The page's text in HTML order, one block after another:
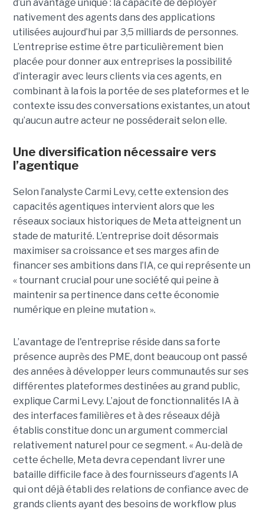
d’un avantage unique : la capacité de déployer
nativement des agents dans des applications
utilisées aujourd’hui par 3,5 milliards de personnes.
L’entreprise estime être particulièrement bien
placée pour donner aux entreprises la possibilité
d’interagir avec leurs clients via ces agents, en
combinant à la fois la portée de ses plateformes et le
contexte issu des conversations existantes, un atout
qu’aucun autre acteur ne posséderait selon elle.
Une diversification nécessaire vers
l’agentique
Selon l’analyste Carmi Levy, cette extension des
capacités agentiques intervient alors que les
réseaux sociaux historiques de Meta atteignent un
stade de maturité. L’entreprise doit désormais
maximiser sa croissance et ses marges afin de
financer ses ambitions dans l’IA, ce qui représente un
« tournant crucial pour une société qui peine à
maintenir sa pertinence dans cette économie
numérique en pleine mutation ».
L’avantage de l'entreprise réside dans sa forte
présence auprès des PME, dont beaucoup ont passé
des années à développer leurs communautés sur ses
différentes plateformes destinées au grand public,
explique Carmi Levy. L’ajout de fonctionnalités IA à
des interfaces familières et à des réseaux déjà
établis constitue donc un argument commercial
relativement naturel pour ce segment. « Au-delà de
cette échelle, Meta devra cependant livrer une
bataille difficile face à des fournisseurs d’agents IA
qui ont déjà établi des relations de confiance avec de
grands clients ayant des besoins de workflow plus